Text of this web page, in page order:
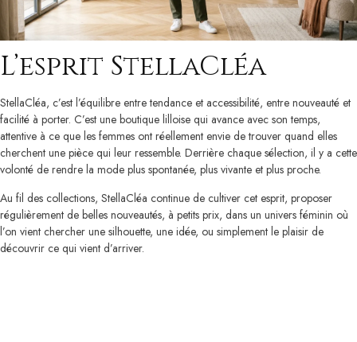
L’esprit StellaCléa
StellaCléa, c’est l’équilibre entre tendance et accessibilité, entre nouveauté et
facilité à porter. C’est une boutique lilloise qui avance avec son temps,
attentive à ce que les femmes ont réellement envie de trouver quand elles
cherchent une pièce qui leur ressemble. Derrière chaque sélection, il y a cette
volonté de rendre la mode plus spontanée, plus vivante et plus proche.
Au fil des collections, StellaCléa continue de cultiver cet esprit, proposer
régulièrement de belles nouveautés, à petits prix, dans un univers féminin où
l’on vient chercher une silhouette, une idée, ou simplement le plaisir de
découvrir ce qui vient d’arriver.